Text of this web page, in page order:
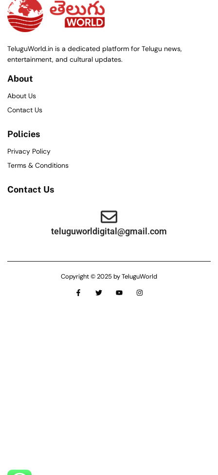
TeluguWorld.in is a dedicated platform for Telugu news,
entertainment, and cultural updates.
About
About Us
Contact Us
Policies
Privacy Policy
Terms & Conditions
Contact Us
teluguworldigital@gmail.com
Copyright © 2025 by TeluguWorld